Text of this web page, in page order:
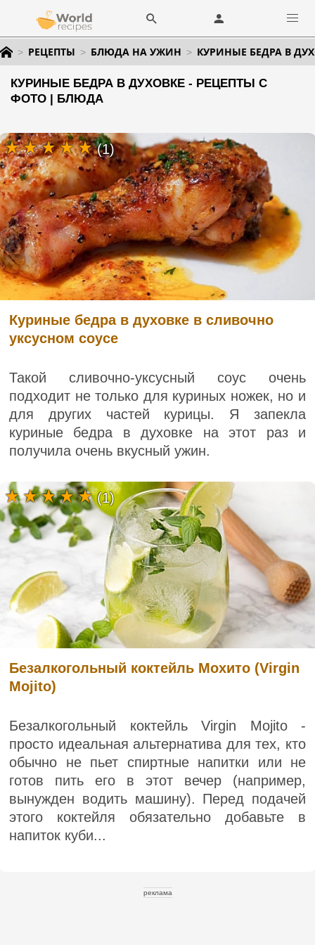
РЕЦЕПТЫ БЛЮДА НА УЖИН КУРИНЫЕ БЕДРА В
КУРИНЫЕ БЕДРА В ДУХОВКЕ - РЕЦЕПТЫ С
ФОТО | БЛЮДА
Куриные бедра в духовке в сливочно
уксусном соусе
Такой сливочно-уксусный соус очень
подходит не только для куриных ножек, но и
для других частей курицы. Я запекла
куриные бедра в духовке на этот раз и
получила очень вкусный ужин.
(1)
Безалкогольный коктейль Мохито (Virgin
Mojito)
Безалкогольный коктейль Virgin Mojito -
просто идеальная альтернатива для тех, кто
обычно не пьет спиртные напитки или не
готов пить его в этот вечер (например,
вынужден водить машину). Перед подачей
этого коктейля обязательно добавьте в
напиток куби...
(1)
реклама